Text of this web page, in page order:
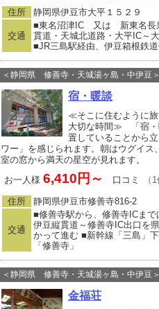
住所 静岡県伊豆市大平１５２９
交通
■東名沼津IC 又は 新東名長
貫道・天城北道路・大平IC～
■JR三島駅経由、伊豆箱根鉄
＜静岡県 修善寺・天城湯ヶ島・中伊豆
宿・暖談
≪そこに住むように
大切な時間≫ 「宿・
置していることから
ワー」を感じられます。朝はウグイ
室の窓から満天の星空が見れます。
お一人様 6,410円～ 口コミ （
住所 静岡県伊豆市修善寺816‐2
交通
■修善寺駅から、修善寺ICま
伊豆縦貫道～修善寺IC出口を
かって進む ■新幹線「三島」
「修善寺」
＜静岡県 修善寺・天城湯ヶ島・中伊豆
金福荘